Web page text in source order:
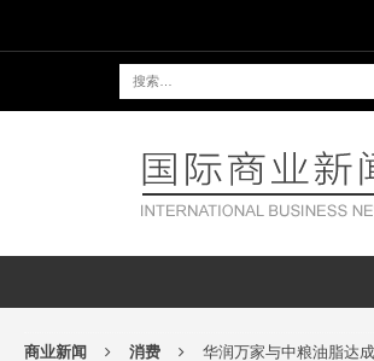
商业新闻 消费
华润万家与中粮油脂达